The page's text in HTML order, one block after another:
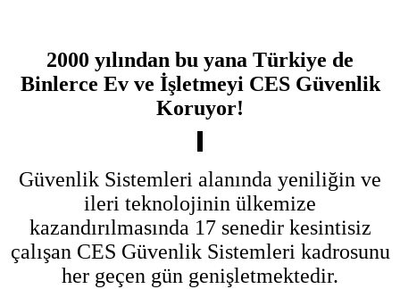
2000 yılından bu yana Türkiye de
Binlerce Ev ve İşletmeyi CES Güvenlik
Koruyor!
Güvenlik Sistemleri alanında yeniliğin ve
ileri teknolojinin ülkemize
kazandırılmasında 17 senedir kesintisiz
çalışan CES Güvenlik Sistemleri kadrosunu
her geçen gün genişletmektedir.